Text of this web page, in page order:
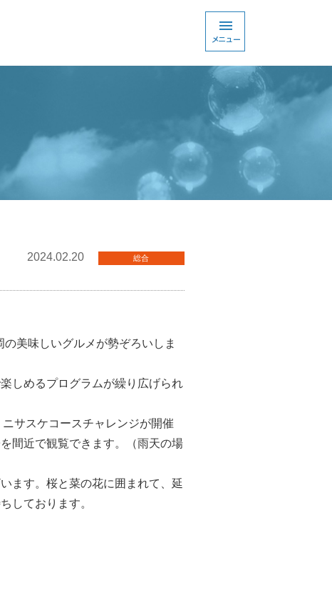
2024.02.20 総合
美味しいグルメが勢ぞろいしま
しめるプログラムが繰り広げられ
サスケコースチャレンジが開催
間近で観覧できます。（雨天の場
ます。桜と菜の花に囲まれて、延
しております。